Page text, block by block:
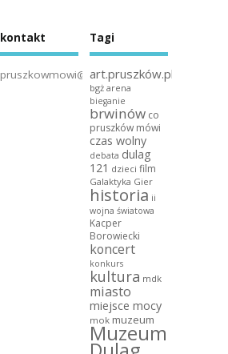
kontakt
pruszkowmowi@gmail.com
Tagi
art.pruszków.pl
bgż arena
bieganie
brwinów co
pruszków mówi
czas wolny
debata dulag
121 dzieci film
Galaktyka Gier
historia ii
wojna światowa
Kacper
Borowiecki
koncert
konkurs
kultura mdk
miasto
miejsce mocy
mok muzeum
Muzeum